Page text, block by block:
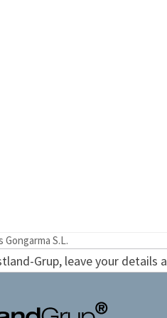
S.L.
Grup, leave your details